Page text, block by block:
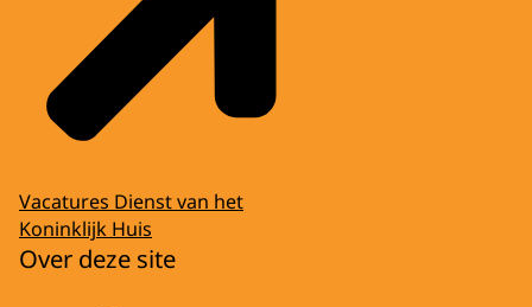
Vacatures Dienst van het
Koninklijk Huis
Over deze site